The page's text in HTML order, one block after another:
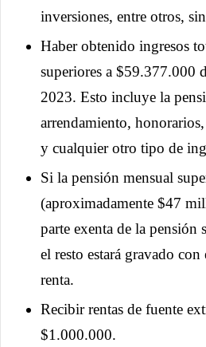
inversiones, entre otros,
Haber obtenido ingresos
superiores a $59.377.000
2023. Esto incluye la
arrendamiento,
y cualquier otro tipo de
Si la pensión mensual
(aproximadamente $47
parte exenta de la
el resto estará gravado
renta.
Recibir rentas de fuente
$1.000.000.